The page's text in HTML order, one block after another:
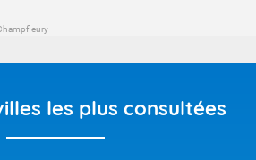
les plus consultées